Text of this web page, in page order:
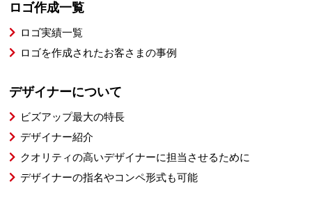
ロゴ作成一覧
ロゴ実績一覧
ロゴを作成されたお客さまの事例
デザイナーについて
ビズアップ最大の特長
デザイナー紹介
クオリティの高いデザイナーに担当させるために
デザイナーの指名やコンペ形式も可能